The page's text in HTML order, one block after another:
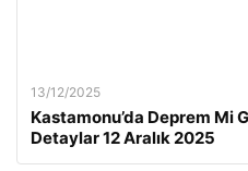
13/12/2025
Kastamonu’da Deprem Mi
Detaylar 12 Aralık 2025